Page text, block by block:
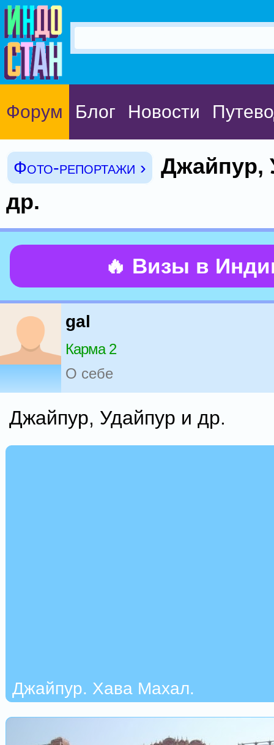
Форум Блог Новости
Фото-репортажи ›
Джайпур,
др.
🔥 Визы в
gal
Карма 2
О себе
Джайпур, Удайпур и др.
Джайпур. Хава Махал.